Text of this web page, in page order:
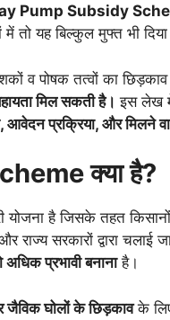
Pump Subsidy
तो यह बिल्कुल मुफ्त भी दिया
व पोषक तत्वों का
मिल सकती है। इस लेख
आवेदन प्रक्रिया, और मिलने
क्या है?
योजना है जिसके तहत
राज्य सरकारों द्वारा चलाई
प्रभावी बनानाहै।
जैविक घोलों के छिड़कावके